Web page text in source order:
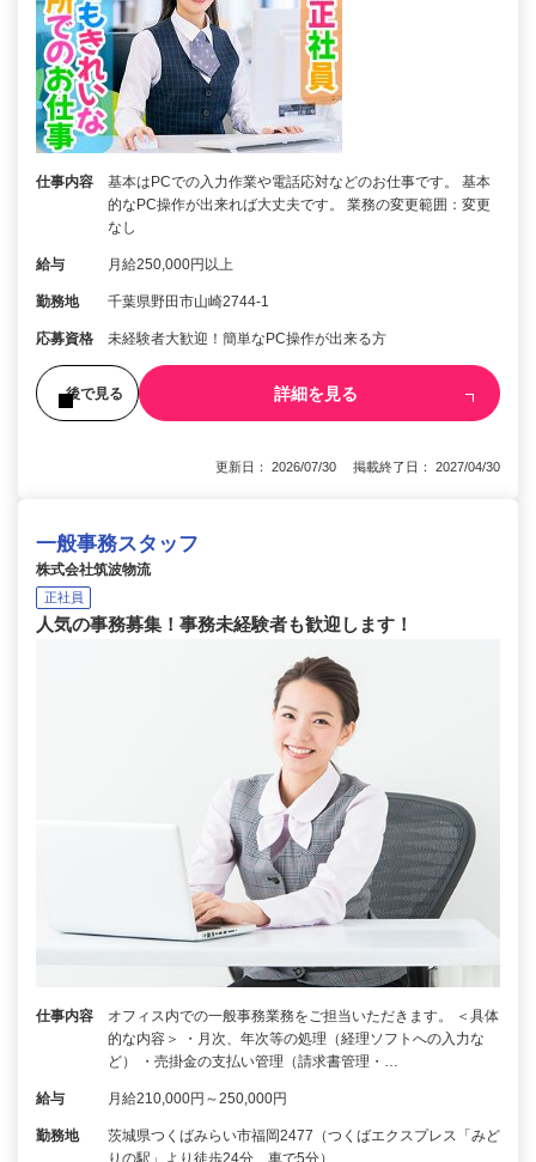
仕事内容
基本はPCでの入力作業や電話応対などのお仕事です。 基本
的なPC操作が出来れば大丈夫です。 業務の変更範囲：変更
なし
給与 月給250,000円以上
勤務地 千葉県野田市山崎2744-1
応募資格 未経験者大歓迎！簡単なPC操作が出来る方
後で見る 詳細を見る
更新日： 2026/07/30 掲載終了日： 2027/04/30
一般事務スタッフ
株式会社筑波物流
正社員
人気の事務募集！事務未経験者も歓迎します！
仕事内容
オフィス内での一般事務業務をご担当いただきます。 ＜具体
的な内容＞ ・月次、年次等の処理（経理ソフトへの入力な
ど） ・売掛金の支払い管理（請求書管理・…
給与 月給210,000円～250,000円
勤務地
茨城県つくばみらい市福岡2477（つくばエクスプレス「みど
りの駅」より徒歩24分 車で5分）